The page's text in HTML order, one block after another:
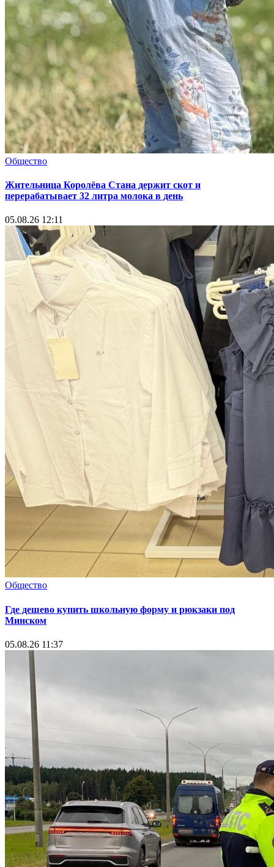
Общество
Жительница Королёва Стана держит скот и
перерабатывает 32 литра молока в день
05.08.26 12:11
Общество
Где дешево купить школьную форму и рюкзаки под
Минском
05.08.26 11:37